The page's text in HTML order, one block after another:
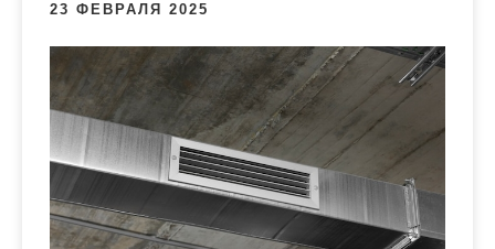
23 ФЕВРАЛЯ 2025